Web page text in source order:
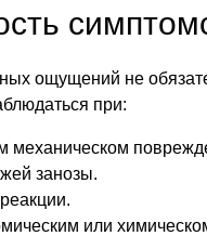
ощущений не
при:
механическом
занозы.
или